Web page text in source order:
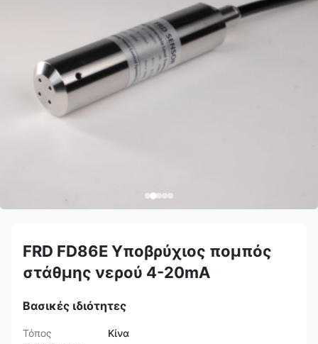
FRD FD86E Υποβρύχιος πομπός
στάθμης νερού 4-20mA
Βασικές ιδιότητες
Τόπος
Κίνα